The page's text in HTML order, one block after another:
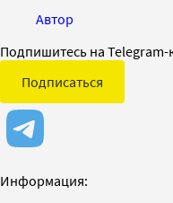
Автор
Подпишитесь на Telegram-
Подписаться
Информация: